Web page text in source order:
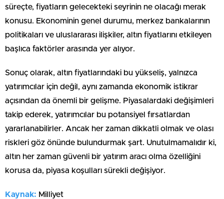
süreçte, fiyatların gelecekteki seyrinin ne olacağı merak
konusu. Ekonominin genel durumu, merkez bankalarının
politikaları ve uluslararası ilişkiler, altın fiyatlarını etkileyen
başlıca faktörler arasında yer alıyor.
Sonuç olarak, altın fiyatlarındaki bu yükseliş, yalnızca
yatırımcılar için değil, aynı zamanda ekonomik istikrar
açısından da önemli bir gelişme. Piyasalardaki değişimleri
takip ederek, yatırımcılar bu potansiyel fırsatlardan
yararlanabilirler. Ancak her zaman dikkatli olmak ve olası
riskleri göz önünde bulundurmak şart. Unutulmamalıdır ki,
altın her zaman güvenli bir yatırım aracı olma özelliğini
korusa da, piyasa koşulları sürekli değişiyor.
Kaynak: Milliyet